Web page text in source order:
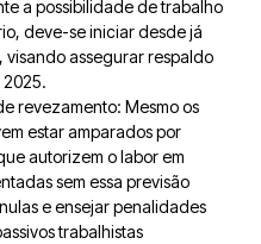
a possibilidade de trabalho
deve-se iniciar desde já
visando assegurar respaldo
revezamento: Mesmo os
estar amparados por
autorizem o labor em
sem essa previsão
e ensejar penalidades
trabalhistas